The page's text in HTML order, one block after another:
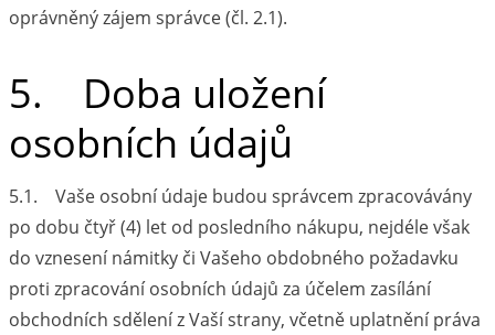
oprávněný zájem správce (čl. 2.1).
5. Doba uložení
osobních údajů
5.1. Vaše osobní údaje budou správcem zpracovávány
po dobu čtyř (4) let od posledního nákupu, nejdéle však
do vznesení námitky či Vašeho obdobného požadavku
proti zpracování osobních údajů za účelem zasílání
obchodních sdělení z Vaší strany, včetně uplatnění práva